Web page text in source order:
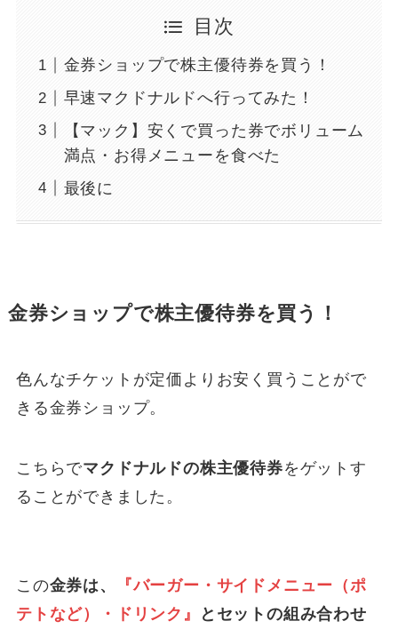
目次
金券ショップで株主優待券を買う！
早速マクドナルドへ行ってみた！
【マック】安くで買った券でボリューム
満点・お得メニューを食べた
最後に
金券ショップで株主優待券を買う！
色んなチケットが定価よりお安く買うことがで
きる金券ショップ。
こちらでマクドナルドの株主優待券をゲットす
ることができました。
この金券は、
『バーガー・サイドメニュー（ポ
テトなど）・ドリンク』
とセットの組み合わせ